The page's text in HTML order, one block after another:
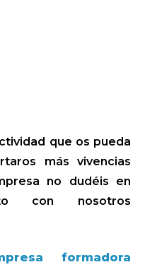
que os pueda
más vivencias
no dudéis en
con nosotros
formadora